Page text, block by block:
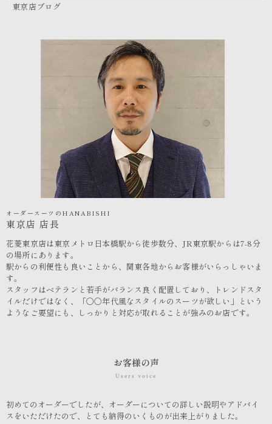
東京店ブログ
オーダースーツのHANABISHI
東京店 店長
花菱東京店は東京メトロ日本橋駅から徒歩数分、JR東京駅からは7-8分
の場所にあります。
駅からの利便性も良いことから、関東各地からお客様がいらっしゃいま
す。
スタッフはベテランと若手がバランス良く配置しており、トレンドスタ
イルだけではなく、「〇〇年代風なスタイルのスーツが欲しい」という
ようなご要望にも、しっかりと対応が取れることが強みのお店です。
お客様の声
Users voice
初めてのオーダーでしたが、オーダーについての詳しい説明やアドバイ
スをいただけたので、とても納得のいくものが出来上がりました。